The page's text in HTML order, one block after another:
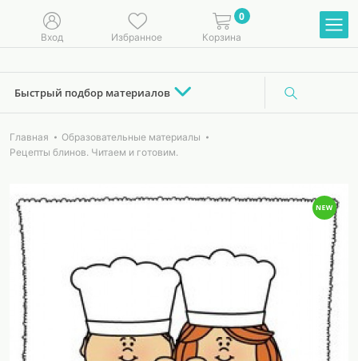
Вход Избранное
0
Корзина
Быстрый подбор материалов
Главная
Образовательные материалы
Рецепты блинов. Читаем и готовим.